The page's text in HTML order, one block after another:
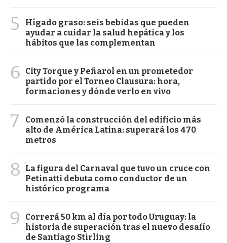
5
Hígado graso: seis bebidas que pueden
ayudar a cuidar la salud hepática y los
hábitos que las complementan
6
City Torque y Peñarol en un prometedor
partido por el Torneo Clausura: hora,
formaciones y dónde verlo en vivo
7
Comenzó la construcción del edificio más
alto de América Latina: superará los 470
metros
8
La figura del Carnaval que tuvo un cruce con
Petinatti debuta como conductor de un
histórico programa
9
Correrá 50 km al día por todo Uruguay: la
historia de superación tras el nuevo desafío
de Santiago Stirling